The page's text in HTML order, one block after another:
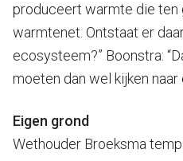
produceert warmte die ten
warmtenet. Ontstaat er
ecosysteem?” Boonstra:
moeten dan wel kijken naar
Eigen grond
Wethouder Broeksma